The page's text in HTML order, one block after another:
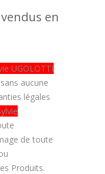
en
UGOLOTTI
aucune
légales
de toute
Produits.